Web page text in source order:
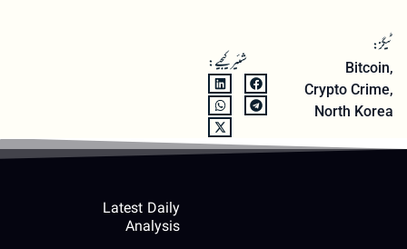
ٹیگز:
Bitcoin,
Crypto Crime,
North Korea
شئیر کیجیے:
Latest Daily
Analysis